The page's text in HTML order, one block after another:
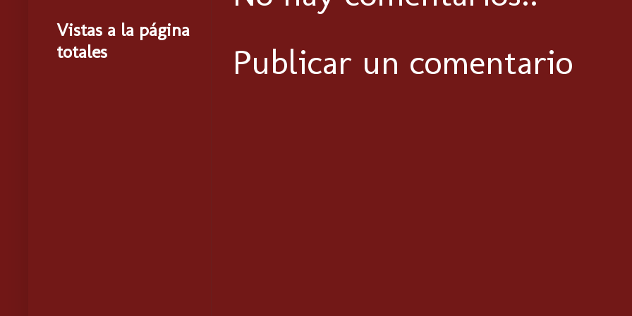
Publicar un comentario
Vistas a la página
totales